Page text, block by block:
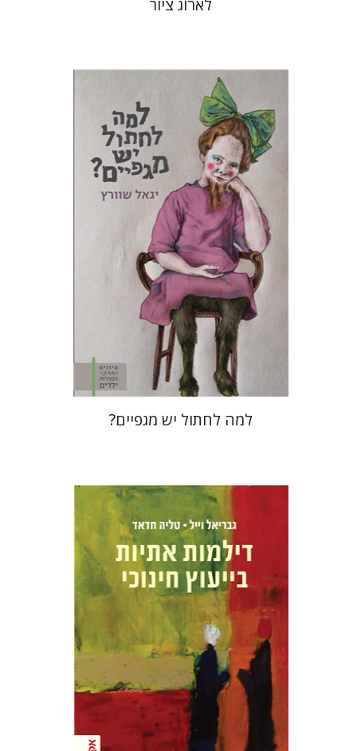
לארוג ציור
יגאל שוורץ
תמי ישראלי
הנחת אתר ספר מודפס
$31
$28
למה לחתול יש מגפיים?
טליה חדאד גבריאל וייל
הנחת אתר ספר מודפס